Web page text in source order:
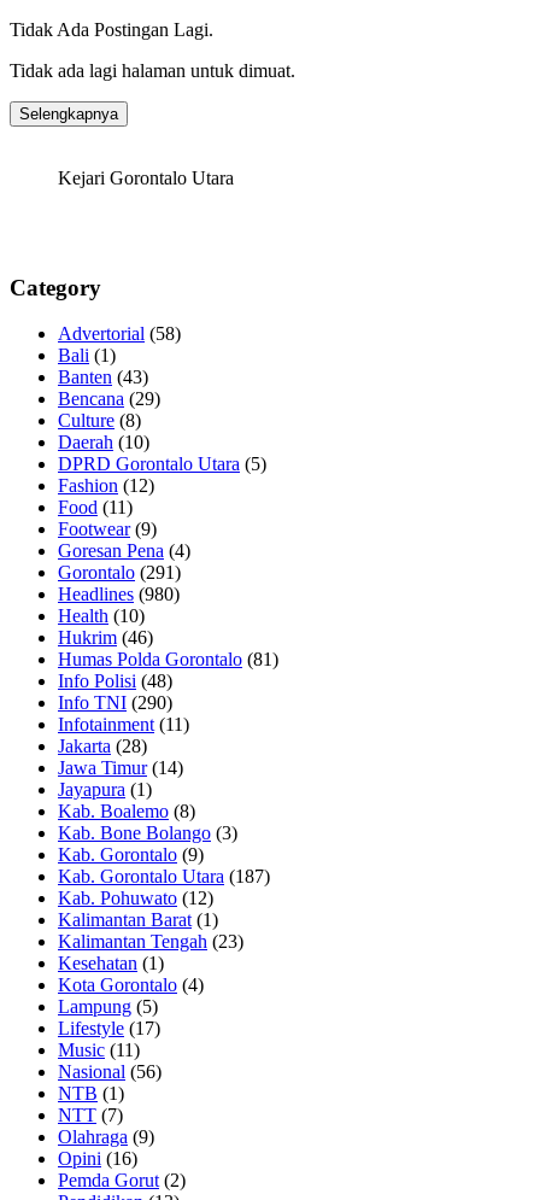
Tidak Ada Postingan Lagi.
Tidak ada lagi halaman untuk dimuat.
Selengkapnya
Kejari Gorontalo Utara
Category
Advertorial (58)
Bali (1)
Banten (43)
Bencana (29)
Culture (8)
Daerah (10)
DPRD Gorontalo Utara (5)
Fashion (12)
Food (11)
Footwear(9)
Goresan Pena (4)
Gorontalo (291)
Headlines (980)
Health (10)
Hukrim (46)
Humas Polda Gorontalo (81)
Info Polisi (48)
Info TNI (290)
Infotainment(11)
Jakarta (28)
Jawa Timur(14)
Jayapura (1)
Kab. Boalemo (8)
Kab. Bone Bolango (3)
Kab. Gorontalo (9)
Kab. Gorontalo Utara (187)
Kab. Pohuwato (12)
Kalimantan Barat(1)
Kalimantan Tengah (23)
Kesehatan (1)
Kota Gorontalo (4)
Lampung (5)
Lifestyle (17)
Music (11)
Nasional (56)
NTB (1)
NTT (7)
Olahraga (9)
Opini (16)
Pemda Gorut(2)